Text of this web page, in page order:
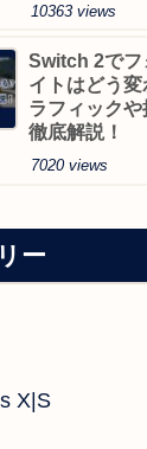
10363 views
Switch 2でフ
イトはどう
ラフィックや
徹底解説！
7020 views
ー
X|S